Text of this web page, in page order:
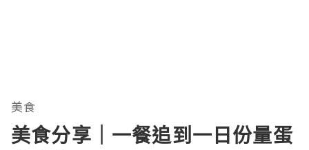
美食
美食分享｜一餐追到一日份量蛋